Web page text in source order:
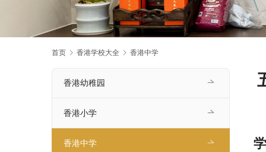
首页 香港学校大全 香港中学
香港幼稚园
香港小学
香港中学